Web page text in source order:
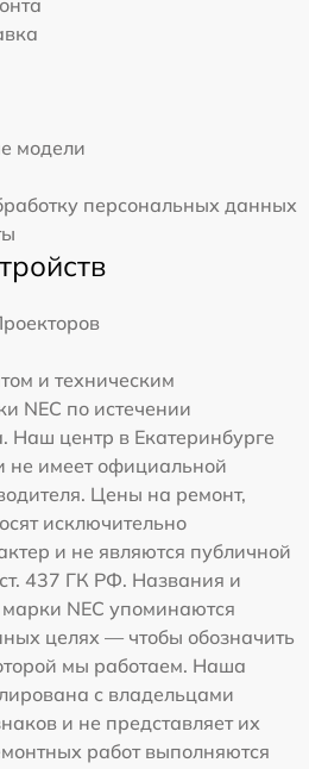
модели
персональных данных
и техническим
NEC по истечении
Наш центр в Екатеринбурге
не имеет официальной
Цены на ремонт,
исключительно
и не являются публичной
437 ГК РФ. Названия и
NEC упоминаются
целях — чтобы обозначить
мы работаем. Наша
с владельцами
и не представляет их
работ выполняются